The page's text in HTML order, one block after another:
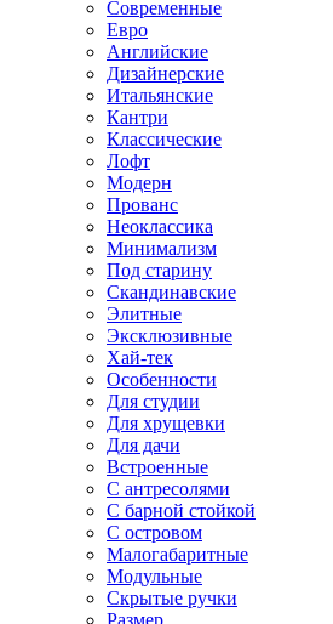
Современные
Евро
Английские
Дизайнерские
Итальянские
Кантри
Классические
Лофт
Модерн
Прованс
Неоклассика
Минимализм
Под старину
Скандинавские
Элитные
Эксклюзивные
Хай-тек
Особенности
Для студии
Для хрущевки
Для дачи
Встроенные
С антресолями
С барной стойкой
С островом
Малогабаритные
Модульные
Скрытые ручки
Размер